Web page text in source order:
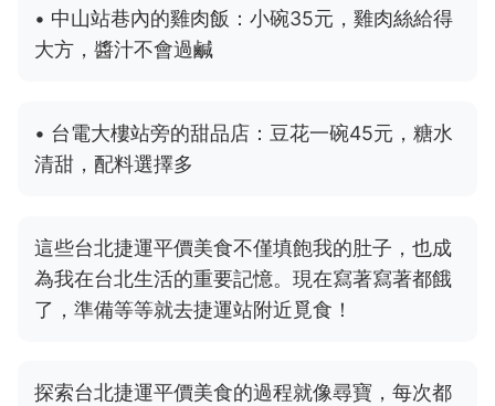
• 中山站巷內的雞肉飯：小碗35元，雞肉絲給得
大方，醬汁不會過鹹
• 台電大樓站旁的甜品店：豆花一碗45元，糖水
清甜，配料選擇多
這些台北捷運平價美食不僅填飽我的肚子，也成
為我在台北生活的重要記憶。現在寫著寫著都餓
了，準備等等就去捷運站附近覓食！
探索台北捷運平價美食的過程就像尋寶，每次都